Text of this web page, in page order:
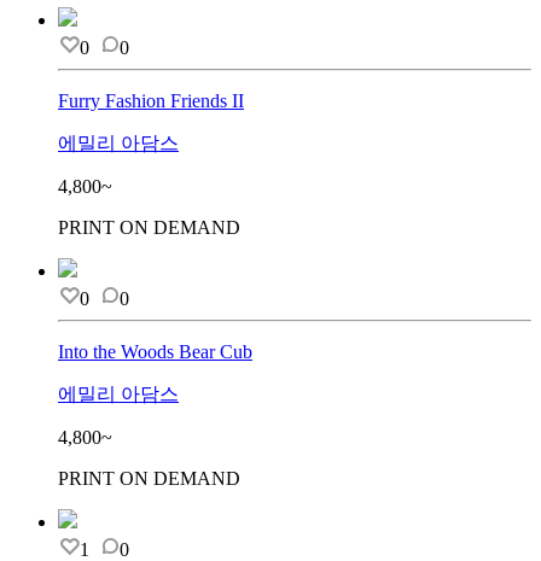
0 0
Furry Fashion Friends II
에밀리 아담스
4,800~
PRINT ON DEMAND
0 0
Into the Woods Bear Cub
에밀리 아담스
4,800~
PRINT ON DEMAND
1 0